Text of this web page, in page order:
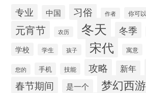
专业 中国 习俗 作者 你可以
元宵节 农历 冬天 冬季
学校 学生 孩子 宋代 寓意
您的 手机 技能 攻略 新年
春节期间 是一个 梦幻西游